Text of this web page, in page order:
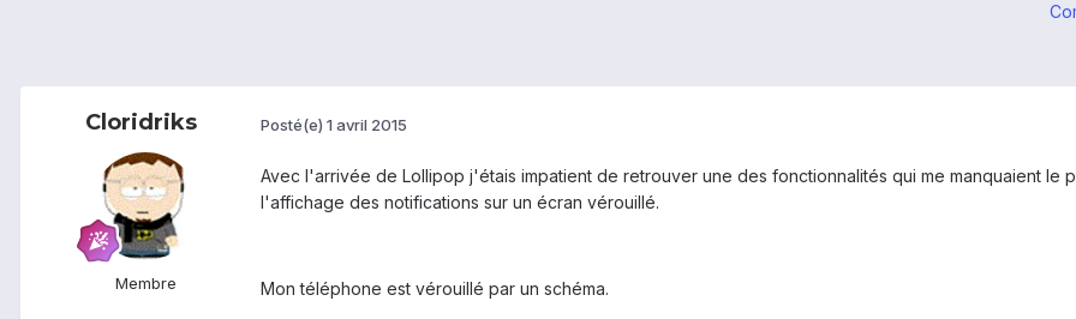
Cloridriks
Membre
Posté(e) 1 avril 2015
Avec l'arrivée de Lollipop j'étais impatient de retrouver une des fonctionnalités qui me manquaient le
l'affichage des notifications sur un écran vérouillé.
Mon téléphone est vérouillé par un schéma.